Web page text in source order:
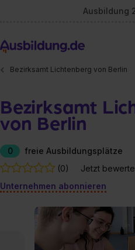
Ausbildung
Bezirksamt Lichtenberg von Berlin
Bezirksamt
von Berlin
0
freie Ausbildungsplätze
(0)
Jetzt
Unternehmen abonnieren